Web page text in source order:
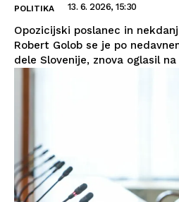
POLITIKA 13. 6. 2026, 15:30
Opozicijski poslanec in
Robert Golob se je po
dele Slovenije, znova oglasil